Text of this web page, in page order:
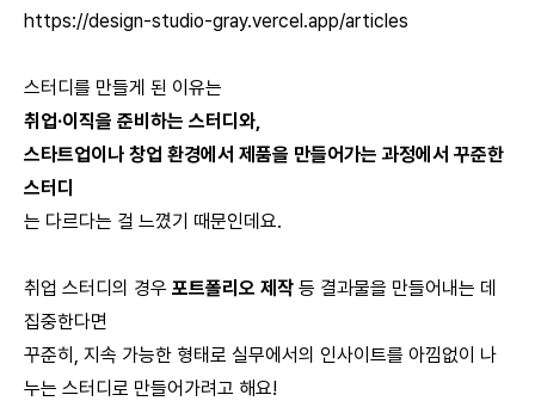
https://design-studio-gray.vercel.app/articles
스터디를 만들게 된 이유는
취업·이직을 준비하는 스터디와,
스타트업이나 창업 환경에서 제품을 만들어가는 과정에서 꾸준한
스터디
는 다르다는 걸 느꼈기 때문인데요.
취업 스터디의 경우 포트폴리오 제작 등 결과물을 만들어내는 데
집중한다면
꾸준히, 지속 가능한 형태로 실무에서의 인사이트를 아낌없이 나
누는 스터디로 만들어가려고 해요!